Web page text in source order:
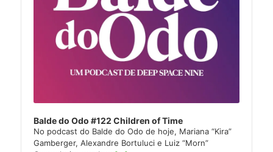
Balde do Odo #122 Children of Time
No podcast do Balde do Odo de hoje, Mariana “Kira”
Gamberger, Alexandre Bortuluci e Luiz “Morn”